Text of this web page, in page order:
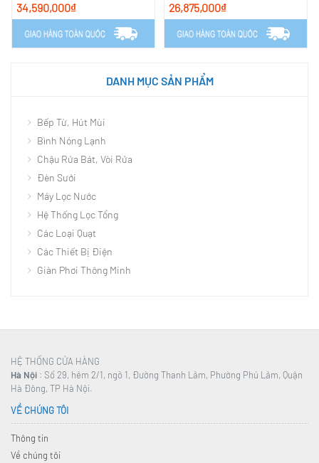
34,590,000₫ 26,875,000₫
DANH MỤC SẢN PHẨM
Bếp Từ, Hút Mùi
Bình Nóng Lạnh
Chậu Rửa Bát, Vòi Rửa
Đèn Sưởi
Máy Lọc Nước
Hệ Thống Lọc Tổng
Các Loại Quạt
Các Thiết Bị Điện
Giàn Phơi Thông Minh
HỆ THỐNG CỬA HÀNG
Hà Nội : Số 29, hẻm 2/1, ngõ 1, Đường Thanh Lãm, Phường Phú Lãm, Quận
Hà Đông, TP Hà Nội.
VỀ CHÚNG TÔI
Thông tin
Về chúng tôi